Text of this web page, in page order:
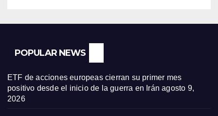
POPULAR NEWS
ETF de acciones europeas cierran su primer mes
positivo desde el inicio de la guerra en Irán agosto 9,
2026